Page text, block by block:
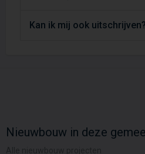
Kan ik mij ook uitschrijven?
Nieuwbouw in deze